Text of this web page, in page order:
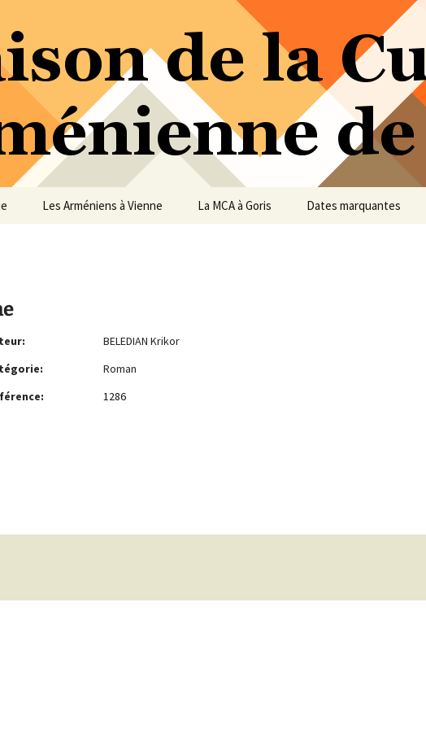
de Vienne
Les Arméniens à Vienne La MCA à Goris Dates marquantes
BELEDIAN Krikor
Roman
1286